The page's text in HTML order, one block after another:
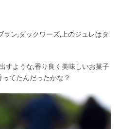
ン,ダックワーズ,上のジュレはタ
すような,香り良く美味しいお菓子
てたんだったかな？